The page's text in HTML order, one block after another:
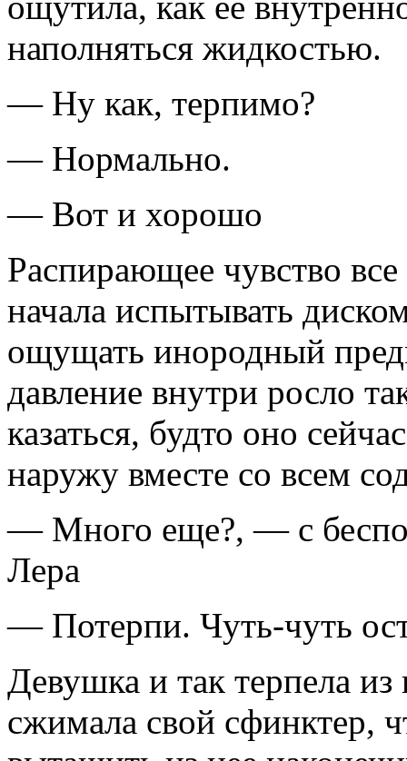
наполняться жидкостью.
— Ну как, терпимо?
— Нормально.
— Вот и хорошо
Распирающее чувство
начала испытывать
ощущать инородный
давление внутри росло
казаться, будто оно
наружу вместе со всем
— Много еще?, — с
Лера
— Потерпи. Чуть-чуть
Девушка и так терпела
сжимала свой сфинктер,